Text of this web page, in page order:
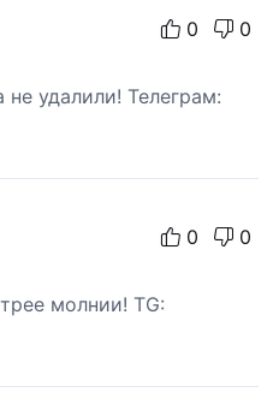
0 0
удалили! Телеграм:
0 0
молнии! TG: